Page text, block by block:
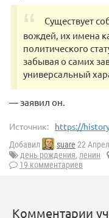
Существует
вождей, их имена
политического
забывая о самих
универсальный
— заявил он.
Источник: https://
Добавил suare 22
день рождения, ленин
19 комментариев
Комментарии